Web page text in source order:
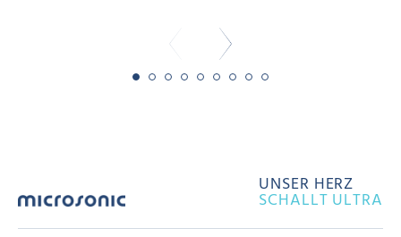
UNSER HERZ
SCHALLT ULTRA